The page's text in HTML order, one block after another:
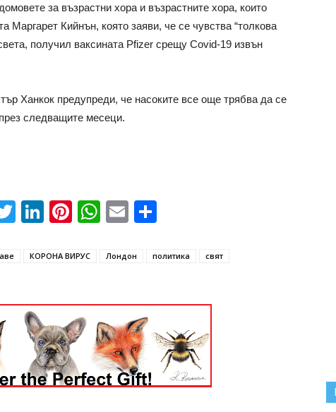
за възрастни хора и възрастните хора, които
Кийнън, която заяви, че се чувства “толкова
получил ваксината Pfizer срещу Covid-19 извън
Ханкок предупреди, че насоките все още трябва да се
следващите месеци.
Twitter
LinkedIn
Pinterest
WhatsApp
Email
КОРОНА ВИРУС Лондон политика
свят